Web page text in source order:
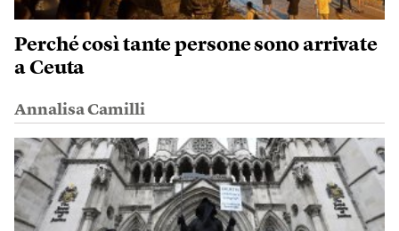
Perché così tante persone sono arrivate
a Ceuta
Annalisa Camilli